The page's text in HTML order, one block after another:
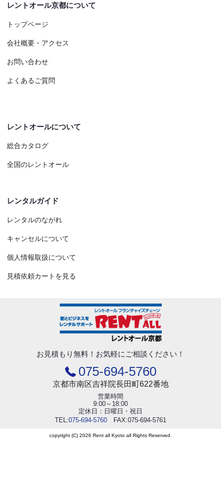
レントオール京都について
トップページ
会社概要・アクセス
お問い合わせ
よくあるご質問
レントオールについて
総合カタログ
全国のレントオール
レンタルガイド
レンタルのながれ
キャンセルについて
個人情報取扱について
見積依頼カートを見る
お見積もり無料！ お気軽にご相談ください！
075-694-5760
京都市南区吉祥院長田町622番地
営業時間
9:00～18:00
定休日：日曜日・祝日
TEL:075-694-5760 FAX:075-694-5761
copyright (C) 2026 Rent all Kyoto all Rights Reserved.